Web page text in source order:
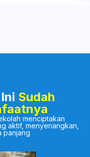
Sudah
menciptakan
aktif, menyenangkan,
panjang